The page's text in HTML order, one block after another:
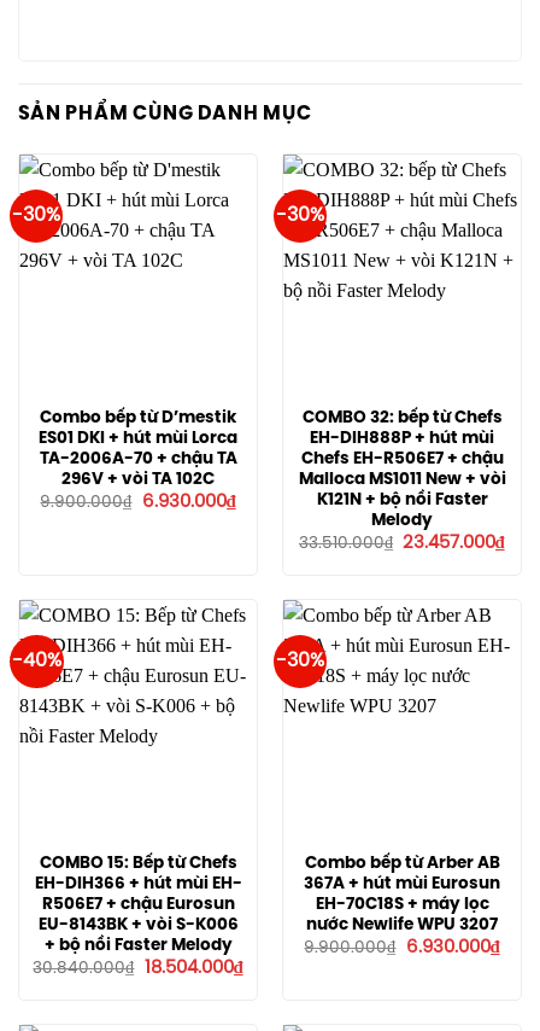
SẢN PHẨM CÙNG DANH MỤC
-30%
Combo bếp từ D’mestik
ES01 DKI + hút mùi Lorca
TA-2006A-70 + chậu TA
296V + vòi TA 102C
9.900.000₫
Giá
6.930.000₫Giá
hiện
-30%
COMBO 32: bếp từ Chefs
EH-DIH888P + hút mùi
Chefs EH-R506E7 + chậu
Malloca MS1011 New + vòi
K121N + bộ nồi Faster
Melody
33.510.000₫
Giá
23.457.000₫Giá
hiện
-40%
COMBO 15: Bếp từ Chefs
EH-DIH366 + hút mùi EH-
R506E7 + chậu Eurosun
EU-8143BK + vòi S-K006
+ bộ nồi Faster Melody
30.840.000₫
Giá
18.504.000₫Giá
hiện
-30%
Combo bếp từ Arber AB
367A + hút mùi Eurosun
EH-70C18S + máy lọc
nước Newlife WPU 3207
9.900.000₫
Giá
6.930.000₫Giá
hiện